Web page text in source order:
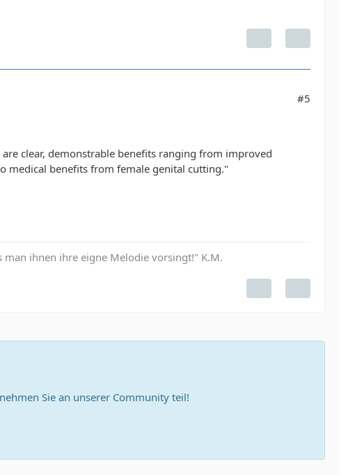
#5
clear, demonstrable benefits ranging from improved
medical benefits from female genital cutting."
man ihnen ihre eigne Melodie vorsingt!" K.M.
Sie an unserer Community teil!